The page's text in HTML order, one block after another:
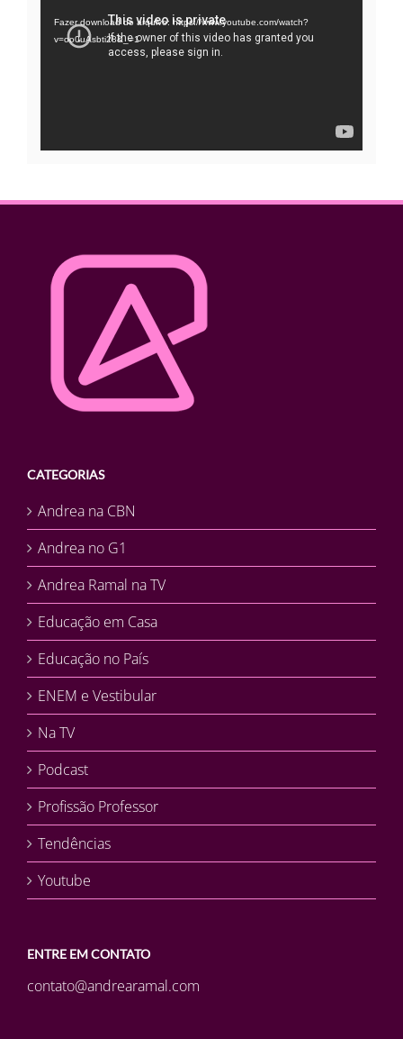
vídeo
Fazer download do arquivo: https://www.youtube.com/watch?
v=oo0uAsbti28&_=1
CATEGORIAS
Andrea na CBN
Andrea no G1
Andrea Ramal na TV
Educação em Casa
Educação no País
ENEM e Vestibular
Na TV
Podcast
Profissão Professor
Tendências
Youtube
ENTRE EM CONTATO
contato@andrearamal.com